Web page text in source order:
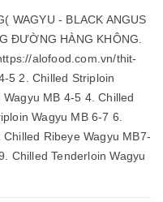
WAGYU - BLACK ANGUS
ĐƯỜNG HÀNG KHÔNG.
alofood.com.vn/thit-
5 2. Chilled Striploin
MB 4-5 4. Chilled
Wagyu MB 6-7 6.
Ribeye Wagyu MB7-
Chilled Tenderloin Wagyu